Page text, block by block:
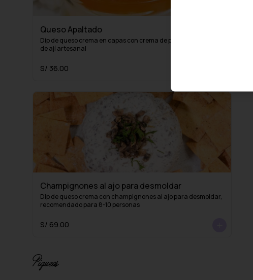
Queso Apaltado
Dip de queso crema en capas con crema de palta y mermelada
de ají artesanal
S/ 36.00
Champignones al ajo para desmoldar
Dip de queso crema con champignones al ajo para desmoldar,
recomendado para 8-10 personas
S/ 69.00
Piqueos